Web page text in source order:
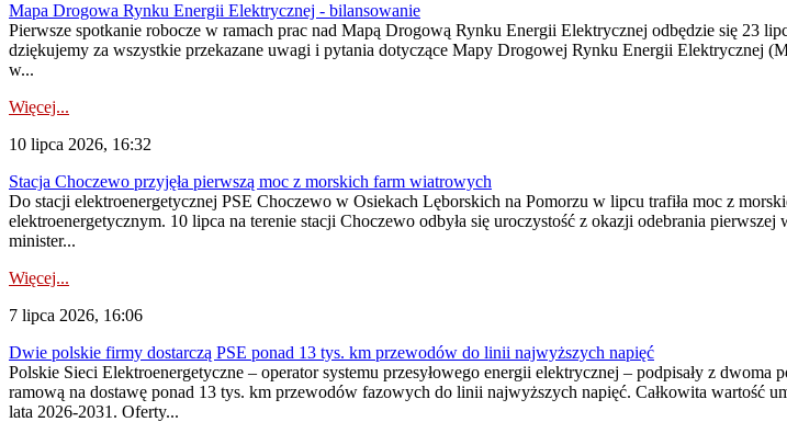
Mapa Drogowa Rynku Energii Elektrycznej - bilansowanie
Pierwsze spotkanie robocze w ramach prac nad Mapą Drogową Rynku Energii Elektrycznej odbędzie się 23
dziękujemy za wszystkie przekazane uwagi i pytania dotyczące Mapy Drogowej Rynku Energii Elektrycznej
w...
Więcej...
10 lipca 2026, 16:32
Stacja Choczewo przyjęła pierwszą moc z morskich farm wiatrowych
Do stacji elektroenergetycznej PSE Choczewo w Osiekach Lęborskich na Pomorzu w lipcu trafiła moc z
elektroenergetycznym. 10 lipca na terenie stacji Choczewo odbyła się uroczystość z okazji odebrania
minister...
Więcej...
7 lipca 2026, 16:06
Dwie polskie firmy dostarczą PSE ponad 13 tys. km przewodów do linii najwyższych napięć
Polskie Sieci Elektroenergetyczne – operator systemu przesyłowego energii elektrycznej – podpisały z
ramową na dostawę ponad 13 tys. km przewodów fazowych do linii najwyższych napięć. Całkowita wartość
lata 2026-2031. Oferty...